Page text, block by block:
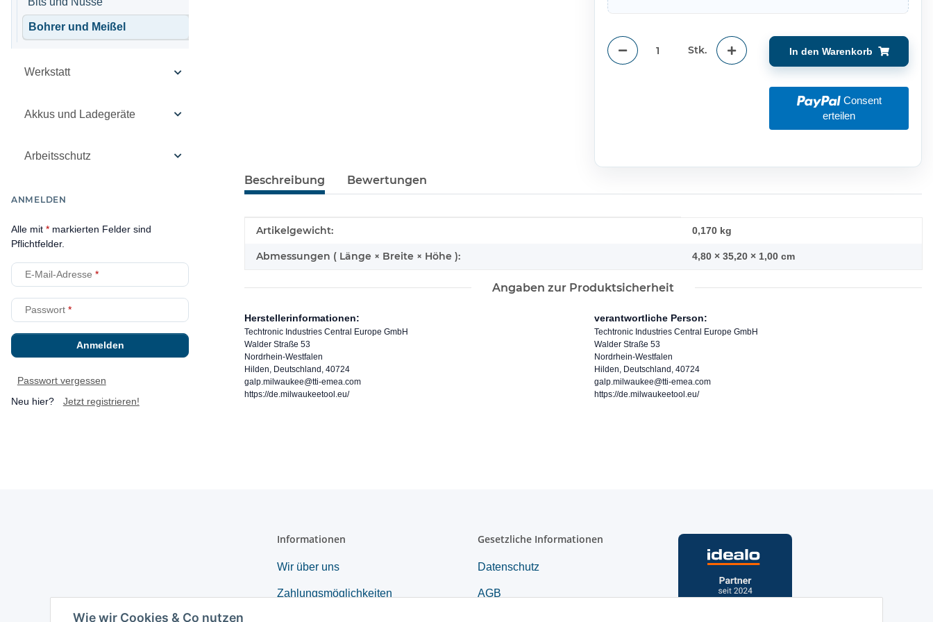
Wie wir Cookies & Co nutzen
Stk. In den Warenkorb
Consent
erteilen
Beschreibung Bewertungen
Produkteigenschaft
Wert
Artikelgewicht: 0,170 kg
Abmessungen ( Länge × Breite × Höhe ): 4,80 × 35,20 × 1,00 cm
Angaben zur Produktsicherheit
Herstellerinformationen:
Techtronic Industries Central Europe GmbH
Walder Straße 53
Nordrhein-Westfalen
Hilden, Deutschland, 40724
galp.milwaukee@tti-emea.com
https://de.milwaukeetool.eu/
verantwortliche Person:
Techtronic Industries Central Europe GmbH
Walder Straße 53
Nordrhein-Westfalen
Hilden, Deutschland, 40724
galp.milwaukee@tti-emea.com
https://de.milwaukeetool.eu/
Bohrer und Meißel
Werkstatt
Akkus und Ladegeräte
Arbeitsschutz
ANMELDEN
Alle mit * markierten Felder sind
Pflichtfelder.
E-Mail-Adresse
Passwort
Anmelden
Passwort vergessen
Neu hier?
Jetzt registrieren!
Informationen
Wir über uns
Zahlungsmöglichkeiten
Gesetzliche Informationen
Datenschutz
AGB